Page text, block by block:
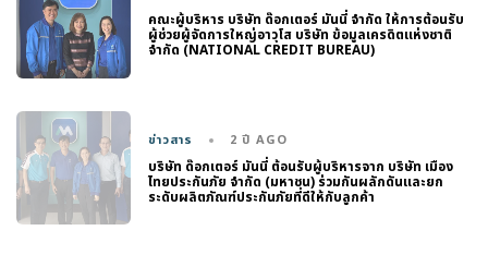
คณะผู้บริหาร บริษัท ด๊อกเตอร์ มันนี่ จำกัด ให้การต้อนรับ
ผู้ช่วยผู้จัดการใหญ่อาวุโส บริษัท ข้อมูลเครดิตแห่งชาติ
จำกัด (NATIONAL CREDIT BUREAU)
ข่าวสาร 2 ปี AGO
บริษัท ด๊อกเตอร์ มันนี่ ต้อนรับผู้บริหารจาก บริษัท เมือง
ไทยประกันภัย จำกัด (มหาชน) ร่วมกันผลักดันและยก
ระดับผลิตภัณฑ์ประกันภัยที่ดีให้กับลูกค้า